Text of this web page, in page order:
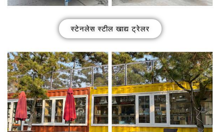
स्टेनलेस स्टील खाद्य ट्रेलर
Norsk bokmål
Slovenčina
Svenska